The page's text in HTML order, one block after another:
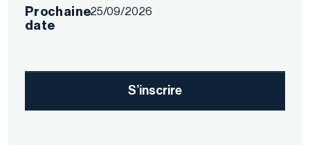
Prochaine
date
25/09/2026
S’inscrire